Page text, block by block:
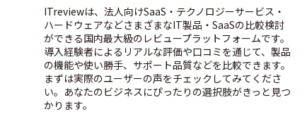
ITreviewは、法人向けSaaS・テクノロジーサービス・
ハードウェアなどさまざまなIT製品・SaaSの比較検討
ができる国内最大級のレビュープラットフォームです。
導入経験者によるリアルな評価や口コミを通じて、製品
の機能や使い勝手、サポート品質などを比較できます。
まずは実際のユーザーの声をチェックしてみてくださ
い。あなたのビジネスにぴったりの選択肢がきっと見つ
かります。